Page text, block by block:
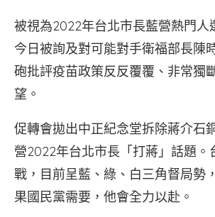
被視為2022年台北市長藍營熱門人
今日被詢及對可能對手衛福部長陳
砲批評疫苗政策反反覆覆、非常獨
望。
促轉會拋出中正紀念堂拆除蔣介石
營2022年台北市長「打蔣」話題。
戰，目前呈藍、綠、白三角督局勢
果國民黨需要，他會全力以赴。